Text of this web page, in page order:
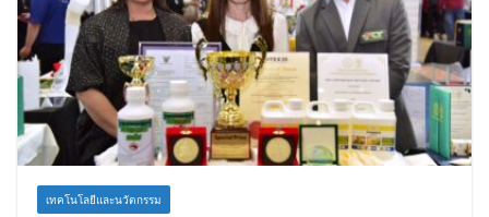
เทคโนโลยีและนวัตกรรม